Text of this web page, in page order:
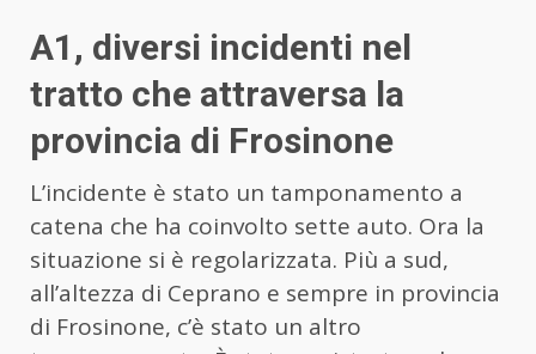
A1, diversi incidenti nel
tratto che attraversa la
provincia di Frosinone
L’incidente è stato un tamponamento a
catena che ha coinvolto sette auto. Ora la
situazione si è regolarizzata. Più a sud,
all’altezza di Ceprano e sempre in provincia
di Frosinone, c’è stato un altro